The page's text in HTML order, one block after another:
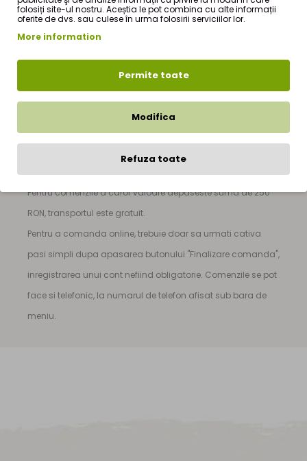
produse naturiste - StefMar Store, din sectiunea
Cereale si Seminte|Chia seminte 100g|
6,00Lei RON(TVA inclus). Pentru mai multe detalii despre
Pentru comenzile a caror valoare depaseste suma de 250
RON, transportul este gratuit.
Pentru a comanda online, trebuie doar sa urmati cativa
pasi simpli dupa apasarea butonului "Finalizare comanda",
inregistrarea unui cont nefiind obligatorie. Comenzile se pot
face si telefonic, la numarul de telefon afisat sub bara de
meniu.
folosiți site-ul nostru. Aceștia le pot combina cu alte informații
oferite de dvs. sau culese în urma folosirii serviciilor lor.
More information
Permite toate
Modifica
Refuza toate